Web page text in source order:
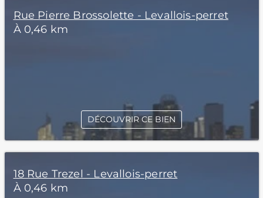
Rue Pierre Brossolette - Levallois-perret
À 0,46 km
DÉCOUVRIR CE BIEN
18 Rue Trezel - Levallois-perret
À 0,46 km